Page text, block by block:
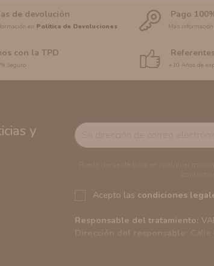
de devolución
en Política de Devoluciones
Pago
Más información
con la TPD
Seguro +10 Años de
y
Acepto las condiciones
Responsable del tratamiento:
Sus datos serán